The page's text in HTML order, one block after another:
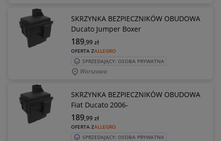
SKRZYNKA BEZPIECZNIKÓW OBUDOWA
Ducato Jumper Boxer
OFERTA ZALLEGRO
189,99zł
SPRZEDAJĄCY: OSOBA PRYWATNA
Warszawa
SKRZYNKA BEZPIECZNIKÓW OBUDOWA
Fiat Ducato 2006-
OFERTA ZALLEGRO
189,99zł
SPRZEDAJĄCY: OSOBA PRYWATNA